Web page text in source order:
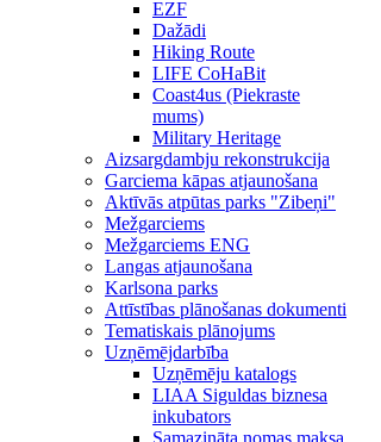
EZF
Dažādi
Hiking Route
LIFE CoHaBit
Coast4us (Piekraste
mums)
Military Heritage
Aizsargdambju rekonstrukcija
Garciema kāpas atjaunošana
Aktīvās atpūtas parks "Zibeņi"
Mežgarciems
Mežgarciems ENG
Langas atjaunošana
Karlsona parks
Attīstības plānošanas dokumenti
Tematiskais plānojums
Uzņēmējdarbība
Uzņēmēju katalogs
LIAA Siguldas biznesa
inkubators